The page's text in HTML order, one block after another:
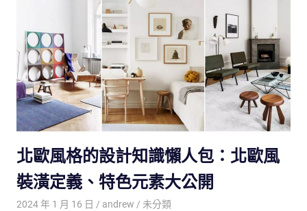
北歐風格的設計知識懶人包：北歐風
裝潢定義、特色元素大公開
2024 年 1 月 16 日 andrew 未分類